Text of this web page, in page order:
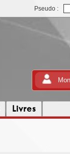
Pseudo :
Livres